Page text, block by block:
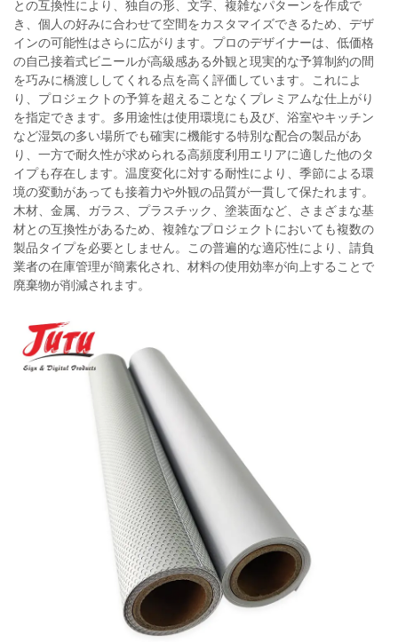
との互換性により、独自の形、文字、複雑なパターンを作成で
き、個人の好みに合わせて空間をカスタマイズできるため、デザ
インの可能性はさらに広がります。プロのデザイナーは、低価格
の自己接着式ビニールが高級感ある外観と現実的な予算制約の間
を巧みに橋渡ししてくれる点を高く評価しています。これによ
り、プロジェクトの予算を超えることなくプレミアムな仕上がり
を指定できます。多用途性は使用環境にも及び、浴室やキッチン
など湿気の多い場所でも確実に機能する特別な配合の製品があ
り、一方で耐久性が求められる高頻度利用エリアに適した他のタ
イプも存在します。温度変化に対する耐性により、季節による環
境の変動があっても接着力や外観の品質が一貫して保たれます。
木材、金属、ガラス、プラスチック、塗装面など、さまざまな基
材との互換性があるため、複雑なプロジェクトにおいても複数の
製品タイプを必要としません。この普遍的な適応性により、請負
業者の在庫管理が簡素化され、材料の使用効率が向上することで
廃棄物が削減されます。